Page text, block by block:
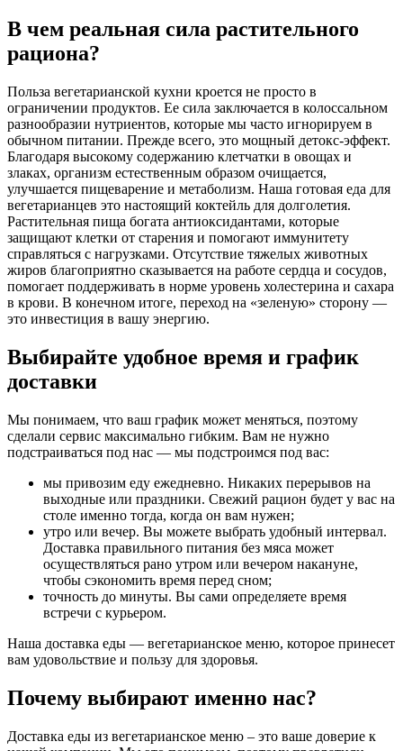
В чем реальная сила растительного
рациона?
Польза вегетарианской кухни кроется не просто в
ограничении продуктов. Ее сила заключается в колоссальном
разнообразии нутриентов, которые мы часто игнорируем в
обычном питании. Прежде всего, это мощный детокс-эффект.
Благодаря высокому содержанию клетчатки в овощах и
злаках, организм естественным образом очищается,
улучшается пищеварение и метаболизм. Наша готовая еда для
вегетарианцев это настоящий коктейль для долголетия.
Растительная пища богата антиоксидантами, которые
защищают клетки от старения и помогают иммунитету
справляться с нагрузками. Отсутствие тяжелых животных
жиров благоприятно сказывается на работе сердца и сосудов,
помогает поддерживать в норме уровень холестерина и сахара
в крови. В конечном итоге, переход на «зеленую» сторону —
это инвестиция в вашу энергию.
Выбирайте удобное время и график
доставки
Мы понимаем, что ваш график может меняться, поэтому
сделали сервис максимально гибким. Вам не нужно
подстраиваться под нас — мы подстроимся под вас:
мы привозим еду ежедневно. Никаких перерывов на
выходные или праздники. Свежий рацион будет у вас на
столе именно тогда, когда он вам нужен;
утро или вечер. Вы можете выбрать удобный интервал.
Доставка правильного питания без мяса может
осуществляться рано утром или вечером накануне,
чтобы сэкономить время перед сном;
точность до минуты. Вы сами определяете время
встречи с курьером.
Наша доставка еды — вегетарианское меню, которое принесет
вам удовольствие и пользу для здоровья.
Почему выбирают именно нас?
Доставка еды из вегетарианское меню – это ваше доверие к